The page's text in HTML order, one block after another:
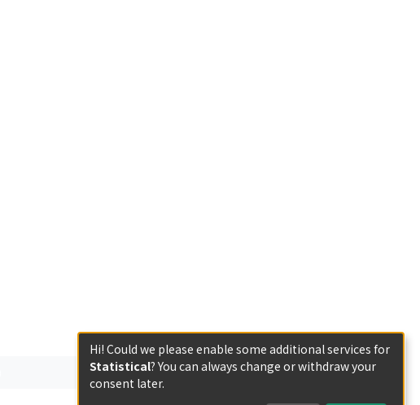
Hi! Could we please enable some additional services for
Statistical? You can always change or withdraw your
consent later.